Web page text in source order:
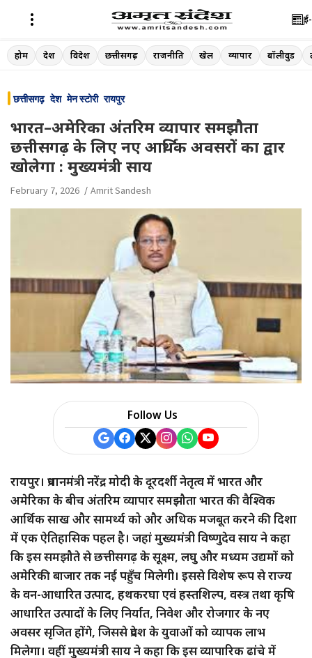
Skip
to
होम देश विदेश छत्तीसगढ़ राजनीति खेल व्यापार बॉलीवुड
छत्तीसगढ़ देश मेन स्टोरी रायपुर
भारत–अमेरिका अंतरिम व्यापार समझौता
छत्तीसगढ़ के लिए नए आर्थिक अवसरों का द्वार
खोलेगा : मुख्यमंत्री साय
February 7, 2026 Amrit Sandesh
Follow Us
रायपुर। प्रधानमंत्री नरेंद्र मोदी के दूरदर्शी नेतृत्व में भारत और
अमेरिका के बीच अंतरिम व्यापार समझौता भारत की वैश्विक
आर्थिक साख और सामर्थ्य को और अधिक मजबूत करने की दिशा
में एक ऐतिहासिक पहल है। जहां मुख्यमंत्री विष्णुदेव साय ने कहा
कि इस समझौते से छत्तीसगढ़ के सूक्ष्म, लघु और मध्यम उद्यमों को
अमेरिकी बाजार तक नई पहुँच मिलेगी। इससे विशेष रूप से राज्य
के वन-आधारित उत्पाद, हथकरघा एवं हस्तशिल्प, वस्त्र तथा कृषि
आधारित उत्पादों के लिए निर्यात, निवेश और रोजगार के नए
अवसर सृजित होंगे, जिससे प्रदेश के युवाओं को व्यापक लाभ
मिलेगा। वहीं मुख्यमंत्री साय ने कहा कि इस व्यापारिक ढांचे में